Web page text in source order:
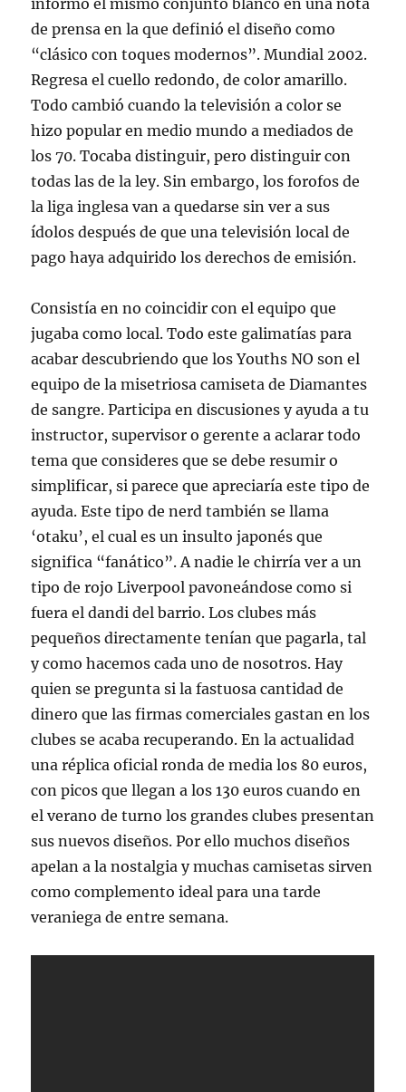
informó el mismo conjunto blanco en una nota
de prensa en la que definió el diseño como
“clásico con toques modernos”. Mundial 2002.
Regresa el cuello redondo, de color amarillo.
Todo cambió cuando la televisión a color se
hizo popular en medio mundo a mediados de
los 70. Tocaba distinguir, pero distinguir con
todas las de la ley. Sin embargo, los forofos de
la liga inglesa van a quedarse sin ver a sus
ídolos después de que una televisión local de
pago haya adquirido los derechos de emisión.
Consistía en no coincidir con el equipo que
jugaba como local. Todo este galimatías para
acabar descubriendo que los Youths NO son el
equipo de la misetriosa camiseta de Diamantes
de sangre. Participa en discusiones y ayuda a tu
instructor, supervisor o gerente a aclarar todo
tema que consideres que se debe resumir o
simplificar, si parece que apreciaría este tipo de
ayuda. Este tipo de nerd también se llama
‘otaku’, el cual es un insulto japonés que
significa “fanático”. A nadie le chirría ver a un
tipo de rojo Liverpool pavoneándose como si
fuera el dandi del barrio. Los clubes más
pequeños directamente tenían que pagarla, tal
y como hacemos cada uno de nosotros. Hay
quien se pregunta si la fastuosa cantidad de
dinero que las firmas comerciales gastan en los
clubes se acaba recuperando. En la actualidad
una réplica oficial ronda de media los 80 euros,
con picos que llegan a los 130 euros cuando en
el verano de turno los grandes clubes presentan
sus nuevos diseños. Por ello muchos diseños
apelan a la nostalgia y muchas camisetas sirven
como complemento ideal para una tarde
veraniega de entre semana.